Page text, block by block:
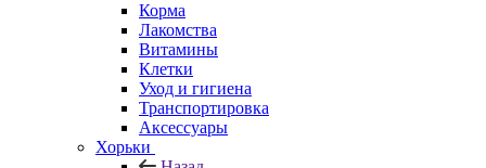
Корма
Лакомства
Витамины
Клетки
Уход и гигиена
Транспортировка
Аксессуары
Хорьки